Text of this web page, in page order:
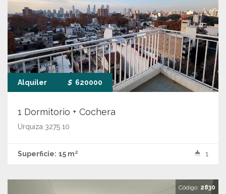
Alquiler $ 620000
1 Dormitorio + Cochera
Urquiza 3275 10
Superficie: 15 m² 1
Código: 2830